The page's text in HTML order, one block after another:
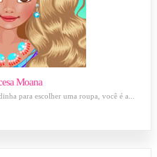
Moana
para escolher uma roupa, você é a...